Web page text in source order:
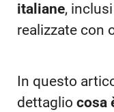
italiane,
realizzate con
In questo
dettaglio cosa